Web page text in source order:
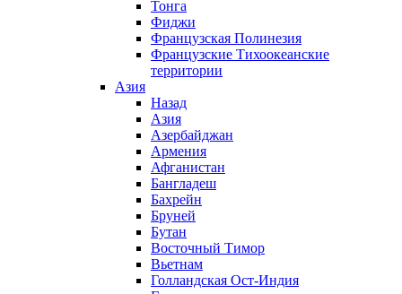
Тонга
Фиджи
Французская Полинезия
Французские Тихоокеанские
территории
Азия
Назад
Азия
Азербайджан
Армения
Афганистан
Бангладеш
Бахрейн
Бруней
Бутан
Восточный Тимор
Вьетнам
Голландская Ост-Индия